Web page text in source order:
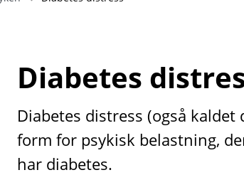
Diabetes
Diabetes distress (også kaldet
form for psykisk belastning,
har diabetes.